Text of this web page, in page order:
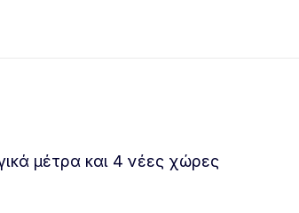
μέτρα και 4 νέες χώρες